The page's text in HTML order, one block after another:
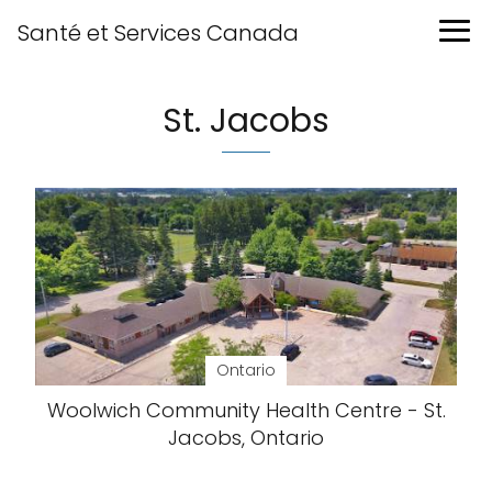
Santé et Services Canada
St. Jacobs
Ontario
Woolwich Community Health Centre - St.
Jacobs, Ontario